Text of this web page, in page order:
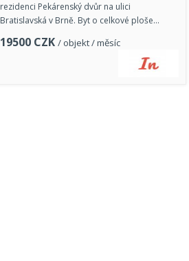
rezidenci Pekárenský dvůr na ulici
Bratislavská v Brně. Byt o celkové ploše…
19500 CZK / objekt / měsíc